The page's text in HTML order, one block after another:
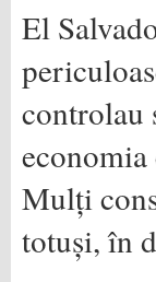
El
controlau
economia
Mulți
totuși, în